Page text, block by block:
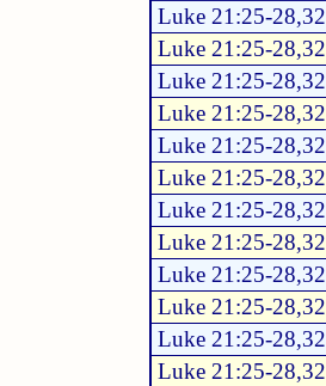
Luke 21:25-28,32
Luke 21:25-28,32
Luke 21:25-28,32
Luke 21:25-28,32
Luke 21:25-28,32
Luke 21:25-28,32
Luke 21:25-28,32
Luke 21:25-28,32
Luke 21:25-28,32
Luke 21:25-28,32
Luke 21:25-28,32
Luke 21:25-28,32